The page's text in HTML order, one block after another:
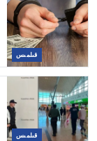
قىلمىس
قىلمىس